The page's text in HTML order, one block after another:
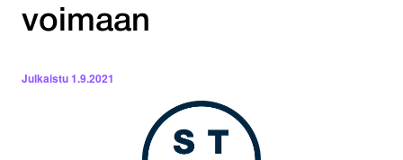
voimaan
Julkaistu1.9.2021